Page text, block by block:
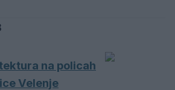
na policah
Velenje